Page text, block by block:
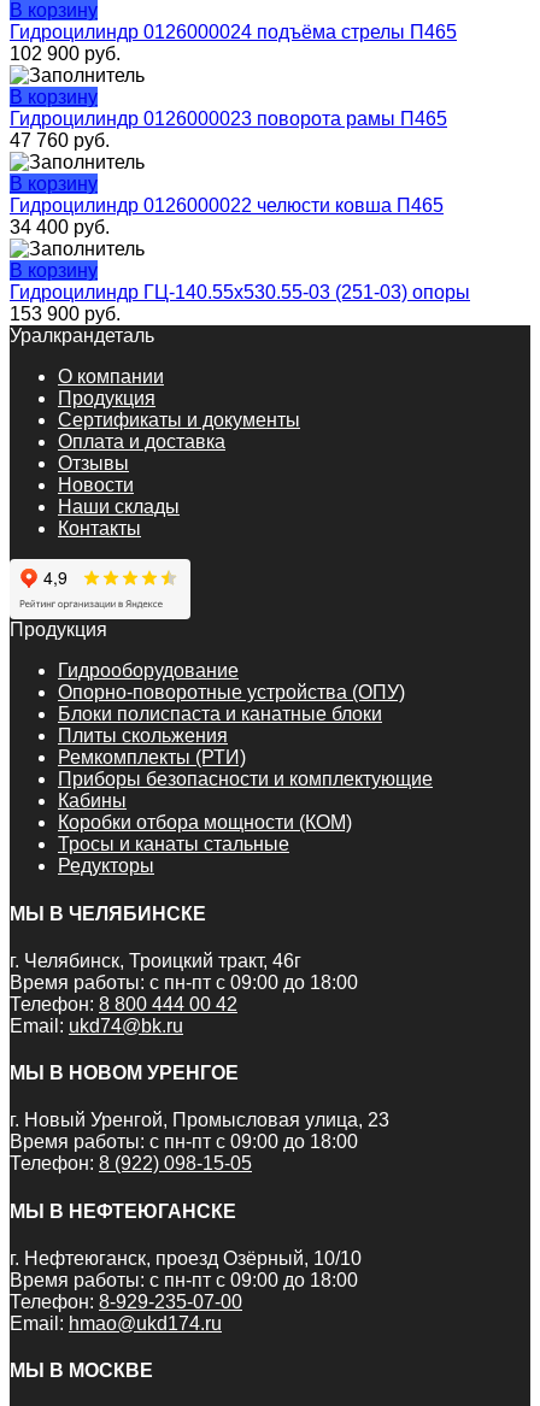
В корзину
Гидроцилиндр 0126000024 подъёма стрелы П465
102 900 руб.
В корзину
Гидроцилиндр 0126000023 поворота рамы П465
47 760 руб.
В корзину
Гидроцилиндр 0126000022 челюсти ковша П465
34 400 руб.
В корзину
Гидроцилиндр ГЦ-140.55х530.55-03 (251-03) опоры
153 900 руб.
Уралкрандеталь
О компании
Продукция
Сертификаты и документы
Оплата и доставка
Отзывы
Новости
Наши склады
Контакты
Продукция
Гидрооборудование
Опорно-поворотные устройства (ОПУ)
Блоки полиспаста и канатные блоки
Плиты скольжения
Ремкомплекты (РТИ)
Приборы безопасности и комплектующие
Кабины
Коробки отбора мощности (КОМ)
Тросы и канаты стальные
Редукторы
МЫ В ЧЕЛЯБИНСКЕ
г. Челябинск, Троицкий тракт, 46г
Время работы: с пн-пт с 09:00 до 18:00
Телефон: 8 800 444 00 42
Email: ukd74@bk.ru
МЫ В НОВОМ УРЕНГОЕ
г. Новый Уренгой, Промысловая улица, 23
Время работы: с пн-пт с 09:00 до 18:00
Телефон: 8 (922) 098-15-05
МЫ В НЕФТЕЮГАНСКЕ
г. Нефтеюганск, проезд Озёрный, 10/10
Время работы: с пн-пт с 09:00 до 18:00
Телефон: 8-929-235-07-00
Email: hmao@ukd174.ru
МЫ В МОСКВЕ